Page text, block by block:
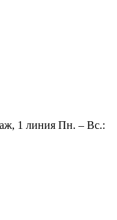
1 линия Пн. – Вс.: